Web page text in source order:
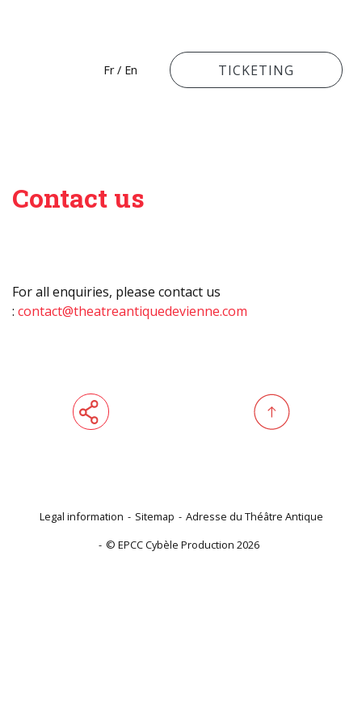
Fr/ En TICKETING
Contact us
For all enquiries, please contact us
: contact@theatreantiquedevienne.com
Legal information Sitemap
Adresse du Théâtre Antique
© EPCC Cybèle Production 2026